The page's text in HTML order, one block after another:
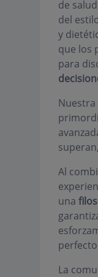
de
del
y
que los
para
Nuestra
Al
una
La